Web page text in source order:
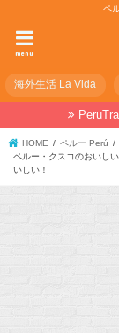
ペ
menu
海外生活 La Vida
HOME ペルー Perú
ペルー・クスコのおいし
いしい！